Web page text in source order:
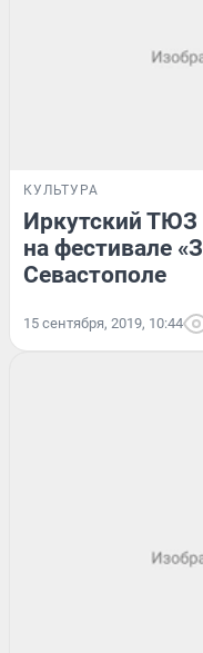
КУЛЬТУРА
Иркутский ТЮЗ
на фестивале
Севастополе
15 сентября, 2019, 10:44